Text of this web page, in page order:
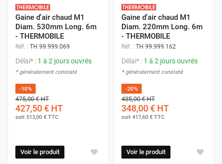
Gaine d'air chaud M1
Diam. 530mm Long. 6m
- THERMOBILE
Réf. : TH 99.999.069
Délai* : 1 à 2 jours ouvrés
* généralement constaté
-10%
475,00 €HT
427,50 € HT
soit 513,00 € TTC
Voir le produit
Gaine d'air chaud M1
Diam. 220mm Long. 6m
- THERMOBILE
Réf. : TH 99.999.162
Délai* : 1 à 2 jours ouvrés
* généralement constaté
-20%
435,00 €HT
348,00 € HT
soit 417,60 € TTC
Voir le produit